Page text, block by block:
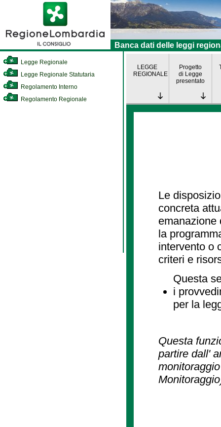
Banca dati delle leggi
Legge Regionale
Legge Regionale Statutaria
Regolamento Interno
Regolamento Regionale
LEGGE
REGIONALE
Progetto
di Legge
presentato
Le
concreta
emanazione
la
intervento o
criteri e
Questa
i
per la
Questa
partire dall'